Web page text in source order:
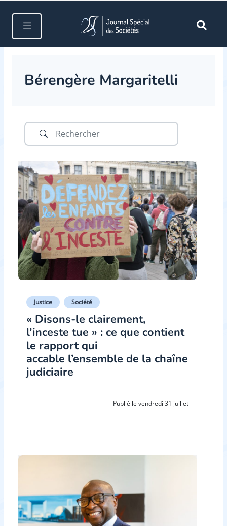
Bérengère Margaritelli
Justice Société
« Disons-le clairement,
l’inceste tue » : ce que contient
le rapport qui
accable l’ensemble de la chaîne
judiciaire
Publié le vendredi 31 juillet